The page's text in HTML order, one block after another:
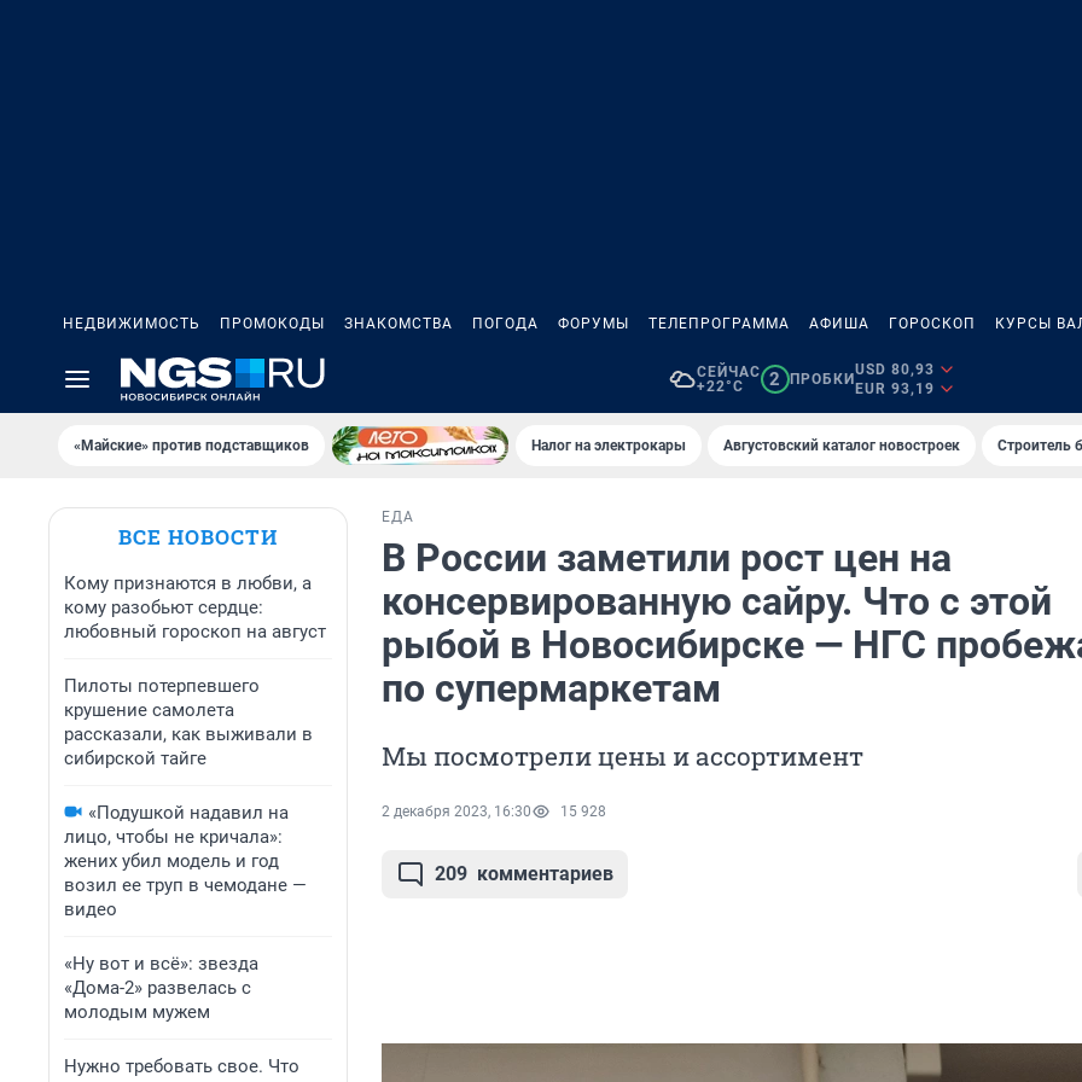
НЕДВИЖИМОСТЬ ПРОМОКОДЫ ЗНАКОМСТВА ПОГОДА ФОРУМЫ ТЕЛЕПРОГРАММА АФИША ГОРОСКОП КУРСЫ
СЕЙЧАС
+22°C
2 ПРОБКИ
USD 80,93
EUR 93,19
«Майские» против подставщиков Налог на электрокары Августовский каталог новостроек Строитель
ВСЕ НОВОСТИ
Кому признаются в любви, а
кому разобьют сердце:
любовный гороскоп на август
Пилоты потерпевшего
крушение самолета
рассказали, как выживали в
сибирской тайге
«Подушкой надавил на
лицо, чтобы не кричала»:
жених убил модель и год
возил ее труп в чемодане —
видео
«Ну вот и всё»: звезда
«Дома-2» развелась с
молодым мужем
Нужно требовать свое. Что
ЕДА
В России заметили рост цен на
консервированную сайру. Что с этой
рыбой в Новосибирске — НГС
по супермаркетам
Мы посмотрели цены и ассортимент
2 декабря 2023, 16:30 15 928
209 комментариев